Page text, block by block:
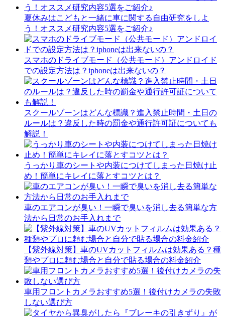
夏休みはこどもと一緒に車に関する自由研究をしよ
う！オススメ研究内容5選をご紹介♪
スマホのドライブモード（公共モード）アンドロイド
での設定方法は？iphoneは出来ないの？
スクールゾーンはどんな標識？進入禁止時間・土日の
ルールは？違反した時の罰金や通行許可証についても
解説！
うっかり車のシートや内装につけてしまった日焼け止
め！簡単にキレイに落とすコツとは？
車のエアコンが臭い！一瞬で臭いを消し去る簡単な方
法から日常のお手入れまで
【紫外線対策】車のUVカットフィルムは効果ある？種
類やプロに頼む場合と自分で貼る場合の料金紹介
車用フロントカメラおすすめ5選！後付けカメラの失敗
しない選び方